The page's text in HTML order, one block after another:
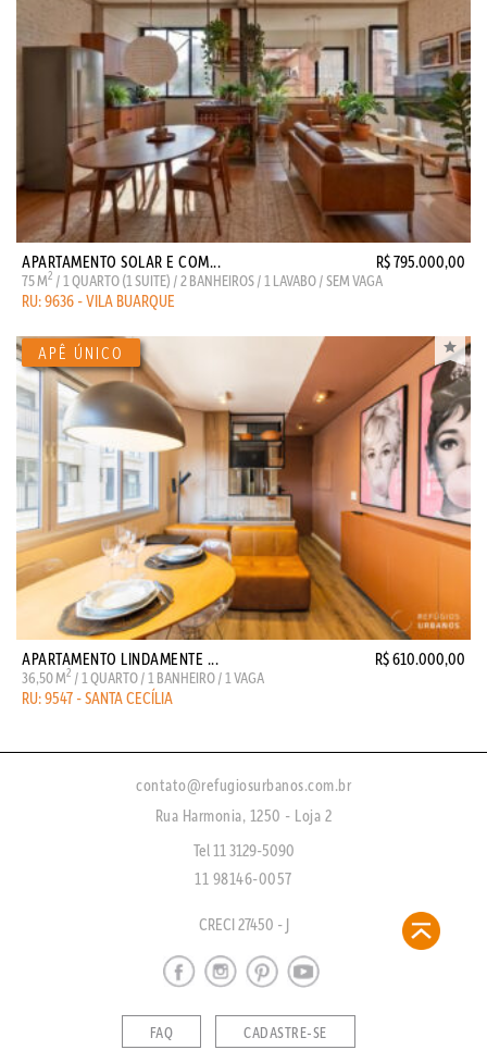
APARTAMENTO SOLAR E COM... R$ 795.000,00
75 M2 / 1 QUARTO (1 SUITE) / 2 BANHEIROS / 1 LAVABO / SEM VAGA
RU: 9636 - VILA BUARQUE
APARTAMENTO LINDAMENTE ... R$ 610.000,00
36,50 M2 / 1 QUARTO / 1 BANHEIRO / 1 VAGA
RU: 9547 - SANTA CECÍLIA
contato@refugiosurbanos.com.br
Rua Harmonia, 1250 - Loja 2
Tel 11 3129-5090
11 98146-0057
CRECI 27450 - J
FAQ CADASTRE-SE